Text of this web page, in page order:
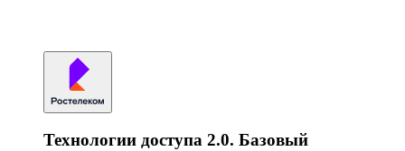
Технологии доступа 2.0. Базовый